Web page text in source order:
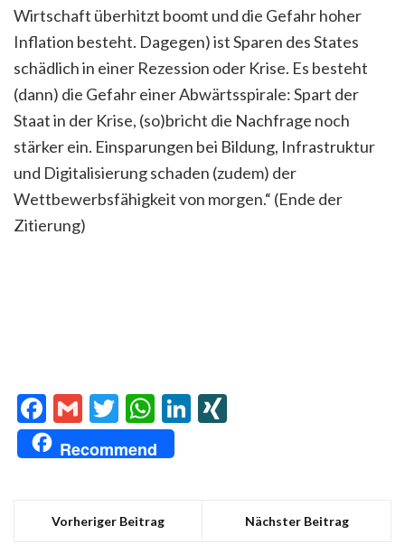
Wirtschaft überhitzt boomt und die Gefahr hoher
Inflation besteht. Dagegen) ist Sparen des States
schädlich in einer Rezession oder Krise. Es besteht
(dann) die Gefahr einer Abwärtsspirale: Spart der
Staat in der Krise, (so)bricht die Nachfrage noch
stärker ein. Einsparungen bei Bildung, Infrastruktur
und Digitalisierung schaden (zudem) der
Wettbewerbsfähigkeit von morgen.“ (Ende der
Zitierung)
Facebook
GmailTwitter
WhatsApp
LinkedIn
Recommend
Vorheriger Beitrag Nächster Beitrag